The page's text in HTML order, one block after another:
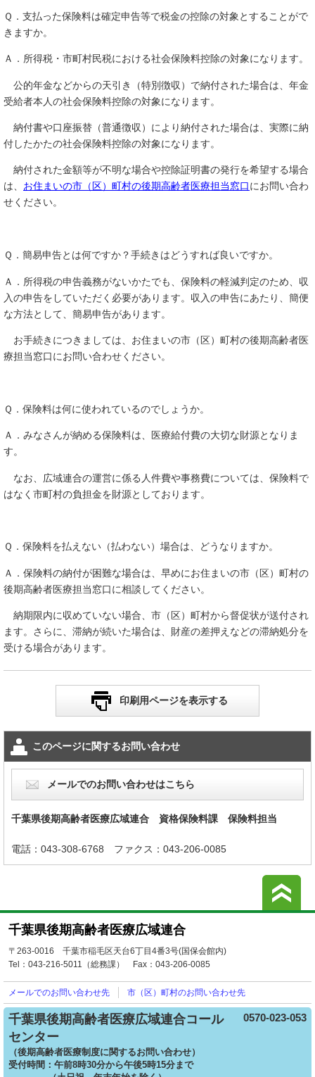
Ｑ．支払った保険料は確定申告等で税金の控除の対象とすることがで
きますか。
Ａ．所得税・市町村民税における社会保険料控除の対象になります。
公的年金などからの天引き（特別徴収）で納付された場合は、年金
受給者本人の社会保険料控除の対象になります。
納付書や口座振替（普通徴収）により納付された場合は、実際に納
付したかたの社会保険料控除の対象になります。
納付された金額等が不明な場合や控除証明書の発行を希望する場合
は、 お住まいの市（区）町村の後期高齢者医療担当窓口にお問い合わ
せください。
Ｑ．簡易申告とは何ですか？手続きはどうすれば良いですか。
Ａ．所得税の申告義務がないかたでも、保険料の軽減判定のため、収
入の申告をしていただく必要があります。収入の申告にあたり、簡便
な方法として、簡易申告があります。
お手続きにつきましては、お住まいの市（区）町村の後期高齢者医
療担当窓口にお問い合わせください。
Ｑ．保険料は何に使われているのでしょうか。
Ａ．みなさんが納める保険料は、医療給付費の大切な財源となりま
す。
なお、広域連合の運営に係る人件費や事務費については、保険料で
はなく市町村の負担金を財源としております。
Ｑ．保険料を払えない（払わない）場合は、どうなりますか。
Ａ．保険料の納付が困難な場合は、早めにお住まいの市（区）町村の
後期高齢者医療担当窓口に相談してください。
納期限内に収めていない場合、市（区）町村から督促状が送付され
ます。さらに、滞納が続いた場合は、財産の差押えなどの滞納処分を
受ける場合があります。
印刷用ページを表示する
このページに関するお問い合わせ
メールでのお問い合わせはこちら
千葉県後期高齢者医療広域連合 資格保険料課 保険料担当
電話：043-308-6768 ファクス：043-206-0085
千葉県後期高齢者医療広域連合
〒263-0016 千葉市稲毛区天台6丁目4番3号(国保会館内)
Tel：043-216-5011（総務課） Fax：043-206-0085
メールでのお問い合わせ先 市（区）町村のお問い合わせ先
千葉県後期高齢者医療広域連合コール
センター
（後期高齢者医療制度に関するお問い合わせ）
受付時間：午前8時30分から午後5時15分まで
0570-023-053